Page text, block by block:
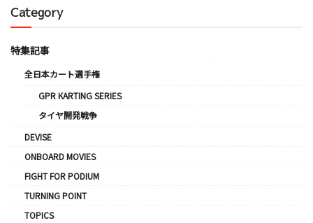
Category
特集記事
全日本カート選手権
GPR KARTING SERIES
タイヤ開発戦争
DEVISE
ONBOARD MOVIES
FIGHT FOR PODIUM
TURNING POINT
TOPICS